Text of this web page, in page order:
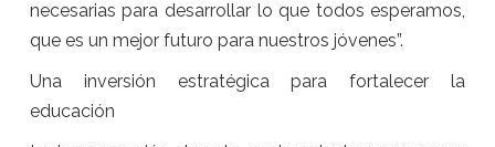
necesarias para desarrollar lo que todos esperamos,
que es un mejor futuro para nuestros jóvenes”.
Una inversión estratégica para fortalecer la
educación